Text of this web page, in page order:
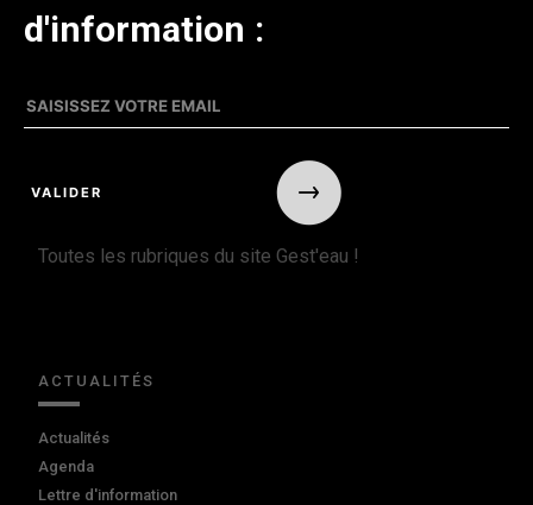
d'information :
Toutes les rubriques du site Gest'eau !
ACTUALITÉS
Actualités
Agenda
Lettre d'information